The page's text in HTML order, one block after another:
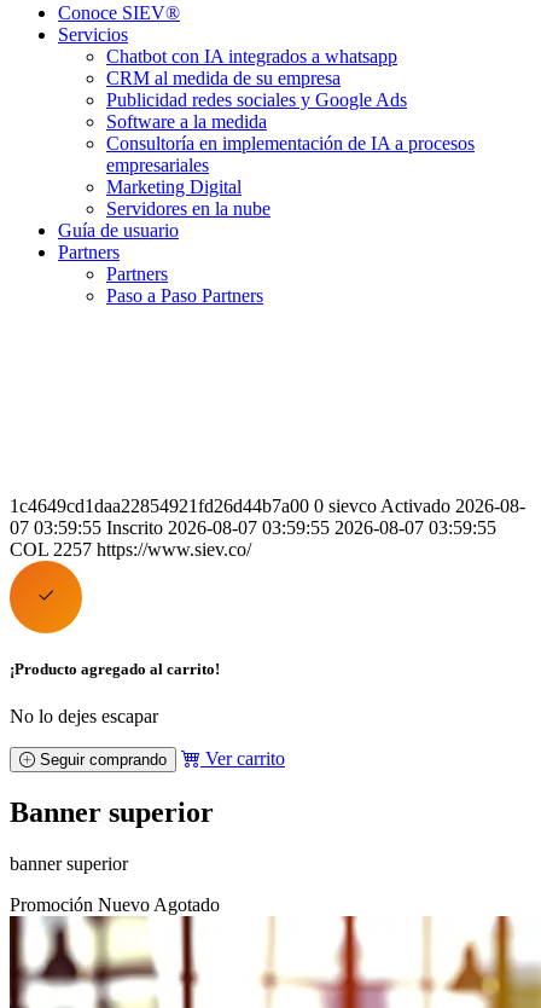
Conoce SIEV®
Servicios
Chatbot con IA integrados a whatsapp
CRM al medida de su empresa
Publicidad redes sociales y Google Ads
Software a la medida
Consultoría en implementación de IA a procesos
empresariales
Marketing Digital
Servidores en la nube
Guía de usuario
Partners
Partners
Paso a Paso Partners
1c4649cd1daa22854921fd26d44b7a00 0 sievco Activado 2026-08-
07 03:59:55 Inscrito 2026-08-07 03:59:55 2026-08-07 03:59:55
COL 2257 https://www.siev.co/
¡Producto agregado al carrito!
No lo dejes escapar
Seguir comprando Ver carrito
Banner superior
banner superior
Promoción Nuevo Agotado